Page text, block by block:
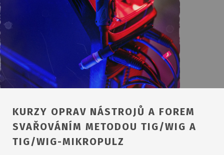
KURZY OPRAV NÁSTROJŮ A FOREM
SVAŘOVÁNÍM METODOU TIG/WIG A
TIG/WIG-MIKROPULZ